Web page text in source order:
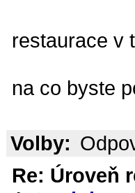
restaurace v
na co byste
Volby:
Re: Úroveň